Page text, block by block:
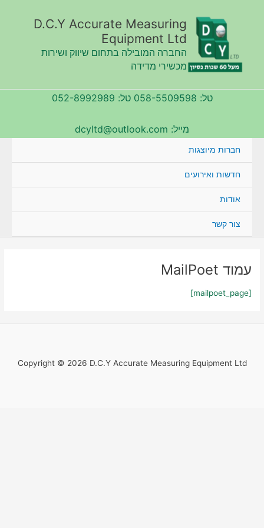
D.C.Y Accurate Measuring
Equipment Ltd
החברה המובילה בתחום שיווק ושירות
מכשירי מדידה
טל: 058-5509598 טל: 052-8992989
מייל: dcyltd@outlook.com
חברות מיוצגות
חדשות ואירועים
אודות
צור קשר
עמוד MailPoet
[mailpoet_page]
Copyright © 2026 D.C.Y Accurate Measuring Equipment Ltd